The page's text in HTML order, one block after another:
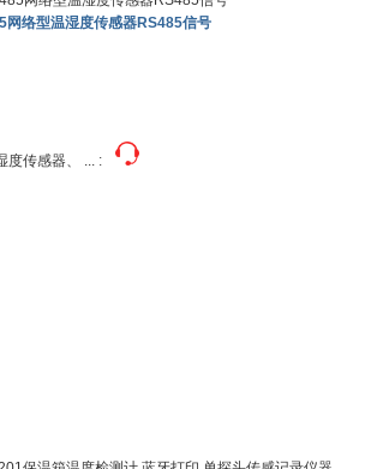
网络型温湿度传感器RS485信号
度传感器、 ... :